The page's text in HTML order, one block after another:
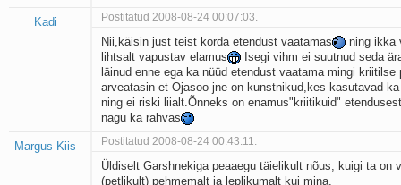
Kadi Postitatud 2008-08-24 00:07:03.
Nii,käisin just teist korda etendust vaatamas
ning ikka
lihtsalt vapustav elamus
Isegi vihm ei suutnud seda
läinud enne ega ka nüüd etendust vaatama mingi kriitilse
arveatasin et Ojasoo jne on kunstnikud,kes kasutavad
ning ei riski liialt.Õnneks on enamus"kriitikuid"
nagu ka rahvas
Margus Kiis Postitatud 2008-08-24 00:43:11.
Üldiselt Garshnekiga peaaegu täielikult nõus, kuigi ta on
(petlikult) pehmemalt ja leplikumalt kui mina.